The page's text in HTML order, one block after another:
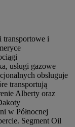
transportowe i
usługi gazowe
obsługuje
transportują
Alberty oraz
w Północnej
Segment Oil